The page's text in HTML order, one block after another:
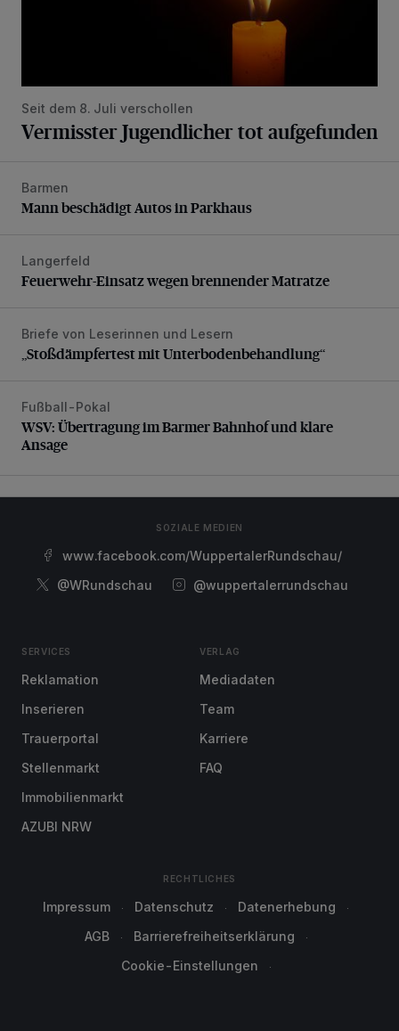
Seit dem 8. Juli verschollen
Vermisster Jugendlicher tot aufgefunden
Mann beschädigt Autos in Parkhaus
Barmen
Mann beschädigt Autos in Parkhaus
Feuerwehr-Einsatz wegen brennender Matratze
Langerfeld
Feuerwehr-Einsatz wegen brennender Matratze
„Stoßdämpfertest mit Unterbodenbehandlung“
Briefe von Leserinnen und Lesern
„Stoßdämpfertest mit Unterbodenbehandlung“
WSV: Übertragung im Barmer Bahnhof und klare Ansage
Fußball-Pokal
WSV: Übertragung im Barmer Bahnhof und klare
Ansage
SOZIALE MEDIEN
www.facebook.com/WuppertalerRundschau/
@WRundschau
@wuppertalerrundschau
SERVICES
Reklamation
Inserieren
Trauerportal
Stellenmarkt
Immobilienmarkt
AZUBI NRW
VERLAG
Mediadaten
Team
Karriere
FAQ
RECHTLICHES
Impressum Datenschutz
Datenerhebung
AGB
Barrierefreiheitserklärung
Cookie-Einstellungen